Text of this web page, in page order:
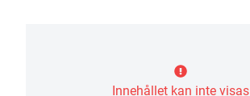
Innehållet kan inte visas